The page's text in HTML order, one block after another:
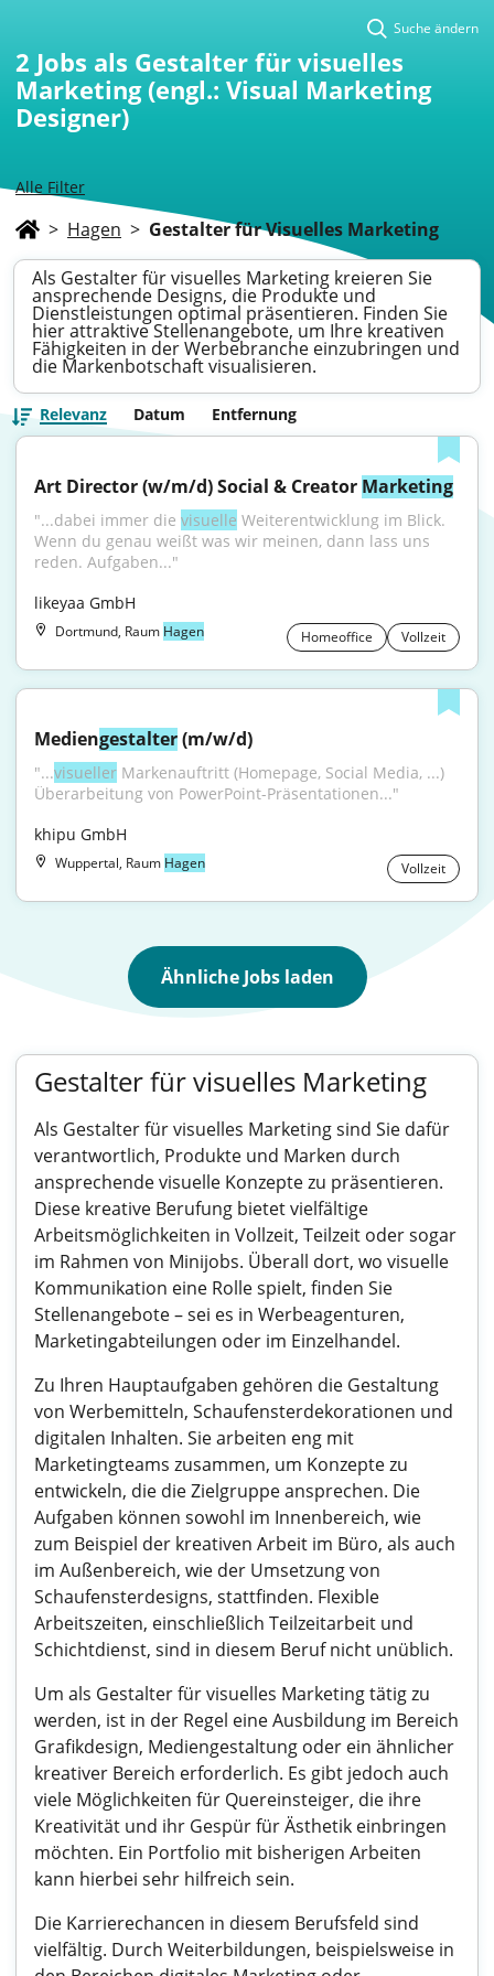
Alle Filter
Suche ändern
2 Jobs als Gestalter für visuelles
Marketing (engl.: Visual Marketing
Designer)
> Hagen > Gestalter für Visuelles Marketing
Als Gestalter für visuelles Marketing kreieren Sie
ansprechende Designs, die Produkte und
Dienstleistungen optimal präsentieren. Finden Sie
hier attraktive Stellenangebote, um Ihre kreativen
Fähigkeiten in der Werbebranche einzubringen und
die Markenbotschaft visualisieren.
Relevanz Datum Entfernung
Art Director (w/m/d) Social & Creator Marketing
"...dabei immer die visuelle Weiterentwicklung im Blick.
Wenn du genau weißt was wir meinen, dann lass uns
reden. Aufgaben..."
likeyaa GmbH
Dortmund, Raum Hagen Homeoffice Vollzeit
Mediengestalter (m/w/d)
"...visueller Markenauftritt (Homepage, Social Media, ...)
Überarbeitung von PowerPoint-Präsentationen..."
khipu GmbH
Wuppertal, Raum Hagen Vollzeit
Ähnliche Jobs laden
Gestalter für visuelles Marketing
Als Gestalter für visuelles Marketing sind Sie dafür
verantwortlich, Produkte und Marken durch
ansprechende visuelle Konzepte zu präsentieren.
Diese kreative Berufung bietet vielfältige
Arbeitsmöglichkeiten in Vollzeit, Teilzeit oder sogar
im Rahmen von Minijobs. Überall dort, wo visuelle
Kommunikation eine Rolle spielt, finden Sie
Stellenangebote – sei es in Werbeagenturen,
Marketingabteilungen oder im Einzelhandel.
Zu Ihren Hauptaufgaben gehören die Gestaltung
von Werbemitteln, Schaufensterdekorationen und
digitalen Inhalten. Sie arbeiten eng mit
Marketingteams zusammen, um Konzepte zu
entwickeln, die die Zielgruppe ansprechen. Die
Aufgaben können sowohl im Innenbereich, wie
zum Beispiel der kreativen Arbeit im Büro, als auch
im Außenbereich, wie der Umsetzung von
Schaufensterdesigns, stattfinden. Flexible
Arbeitszeiten, einschließlich Teilzeitarbeit und
Schichtdienst, sind in diesem Beruf nicht unüblich.
Um als Gestalter für visuelles Marketing tätig zu
werden, ist in der Regel eine Ausbildung im Bereich
Grafikdesign, Mediengestaltung oder ein ähnlicher
kreativer Bereich erforderlich. Es gibt jedoch auch
viele Möglichkeiten für Quereinsteiger, die ihre
Kreativität und ihr Gespür für Ästhetik einbringen
möchten. Ein Portfolio mit bisherigen Arbeiten
kann hierbei sehr hilfreich sein.
Die Karrierechancen in diesem Berufsfeld sind
vielfältig. Durch Weiterbildungen, beispielsweise in